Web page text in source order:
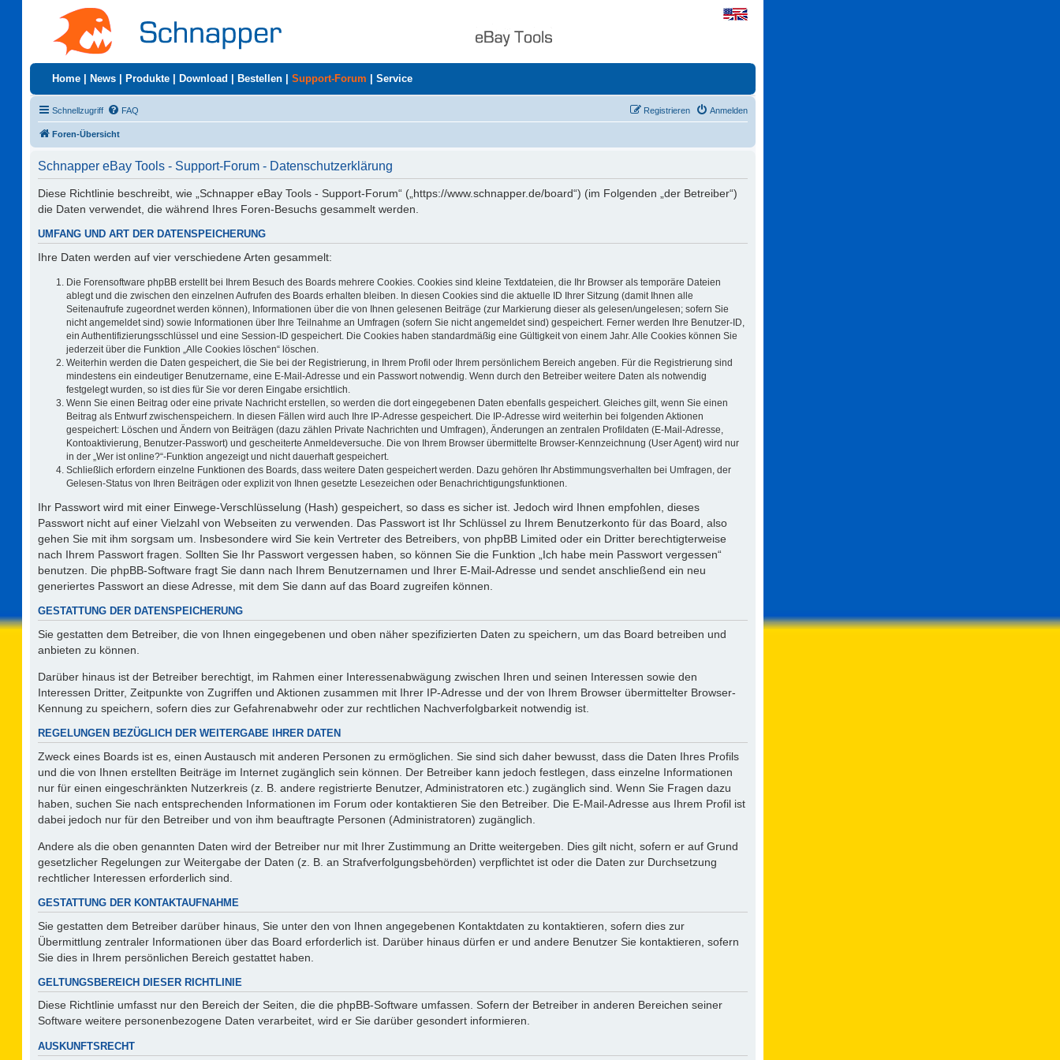
Home News Produkte Download Bestellen Support-Forum Service
Schnellzugriff FAQ Anmelden
Registrieren
Foren-Übersicht
Schnapper eBay Tools - Support-Forum - Datenschutzerklärung
Diese Richtlinie beschreibt, wie „Schnapper eBay Tools - Support-Forum“ („https://www.schnapper.de/board“) (im Folgenden „der Betreiber“)
die Daten verwendet, die während Ihres Foren-Besuchs gesammelt werden.
UMFANG UND ART DER DATENSPEICHERUNG
Ihre Daten werden auf vier verschiedene Arten gesammelt:
Die Forensoftware phpBB erstellt bei Ihrem Besuch des Boards mehrere Cookies. Cookies sind kleine Textdateien, die Ihr Browser als temporäre Dateien
ablegt und die zwischen den einzelnen Aufrufen des Boards erhalten bleiben. In diesen Cookies sind die aktuelle ID Ihrer Sitzung (damit Ihnen alle
Seitenaufrufe zugeordnet werden können), Informationen über die von Ihnen gelesenen Beiträge (zur Markierung dieser als gelesen/ungelesen; sofern Sie
nicht angemeldet sind) sowie Informationen über Ihre Teilnahme an Umfragen (sofern Sie nicht angemeldet sind) gespeichert. Ferner werden Ihre Benutzer-ID,
ein Authentifizierungsschlüssel und eine Session-ID gespeichert. Die Cookies haben standardmäßig eine Gültigkeit von einem Jahr. Alle Cookies können Sie
jederzeit über die Funktion „Alle Cookies löschen“ löschen.
Weiterhin werden die Daten gespeichert, die Sie bei der Registrierung, in Ihrem Profil oder Ihrem persönlichem Bereich angeben. Für die Registrierung sind
mindestens ein eindeutiger Benutzername, eine E-Mail-Adresse und ein Passwort notwendig. Wenn durch den Betreiber weitere Daten als notwendig
festgelegt wurden, so ist dies für Sie vor deren Eingabe ersichtlich.
Wenn Sie einen Beitrag oder eine private Nachricht erstellen, so werden die dort eingegebenen Daten ebenfalls gespeichert. Gleiches gilt, wenn Sie einen
Beitrag als Entwurf zwischenspeichern. In diesen Fällen wird auch Ihre IP-Adresse gespeichert. Die IP-Adresse wird weiterhin bei folgenden Aktionen
gespeichert: Löschen und Ändern von Beiträgen (dazu zählen Private Nachrichten und Umfragen), Änderungen an zentralen Profildaten (E-Mail-Adresse,
Kontoaktivierung, Benutzer-Passwort) und gescheiterte Anmeldeversuche. Die von Ihrem Browser übermittelte Browser-Kennzeichnung (User Agent) wird nur
in der „Wer ist online?“-Funktion angezeigt und nicht dauerhaft gespeichert.
Schließlich erfordern einzelne Funktionen des Boards, dass weitere Daten gespeichert werden. Dazu gehören Ihr Abstimmungsverhalten bei Umfragen, der
Gelesen-Status von Ihren Beiträgen oder explizit von Ihnen gesetzte Lesezeichen oder Benachrichtigungsfunktionen.
Ihr Passwort wird mit einer Einwege-Verschlüsselung (Hash) gespeichert, so dass es sicher ist. Jedoch wird Ihnen empfohlen, dieses
Passwort nicht auf einer Vielzahl von Webseiten zu verwenden. Das Passwort ist Ihr Schlüssel zu Ihrem Benutzerkonto für das Board, also
gehen Sie mit ihm sorgsam um. Insbesondere wird Sie kein Vertreter des Betreibers, von phpBB Limited oder ein Dritter berechtigterweise
nach Ihrem Passwort fragen. Sollten Sie Ihr Passwort vergessen haben, so können Sie die Funktion „Ich habe mein Passwort vergessen“
benutzen. Die phpBB-Software fragt Sie dann nach Ihrem Benutzernamen und Ihrer E-Mail-Adresse und sendet anschließend ein neu
generiertes Passwort an diese Adresse, mit dem Sie dann auf das Board zugreifen können.
GESTATTUNG DER DATENSPEICHERUNG
Sie gestatten dem Betreiber, die von Ihnen eingegebenen und oben näher spezifizierten Daten zu speichern, um das Board betreiben und
anbieten zu können.
Darüber hinaus ist der Betreiber berechtigt, im Rahmen einer Interessenabwägung zwischen Ihren und seinen Interessen sowie den
Interessen Dritter, Zeitpunkte von Zugriffen und Aktionen zusammen mit Ihrer IP-Adresse und der von Ihrem Browser übermittelter Browser-
Kennung zu speichern, sofern dies zur Gefahrenabwehr oder zur rechtlichen Nachverfolgbarkeit notwendig ist.
REGELUNGEN BEZÜGLICH DER WEITERGABE IHRER DATEN
Zweck eines Boards ist es, einen Austausch mit anderen Personen zu ermöglichen. Sie sind sich daher bewusst, dass die Daten Ihres Profils
und die von Ihnen erstellten Beiträge im Internet zugänglich sein können. Der Betreiber kann jedoch festlegen, dass einzelne Informationen
nur für einen eingeschränkten Nutzerkreis (z. B. andere registrierte Benutzer, Administratoren etc.) zugänglich sind. Wenn Sie Fragen dazu
haben, suchen Sie nach entsprechenden Informationen im Forum oder kontaktieren Sie den Betreiber. Die E-Mail-Adresse aus Ihrem Profil ist
dabei jedoch nur für den Betreiber und von ihm beauftragte Personen (Administratoren) zugänglich.
Andere als die oben genannten Daten wird der Betreiber nur mit Ihrer Zustimmung an Dritte weitergeben. Dies gilt nicht, sofern er auf Grund
gesetzlicher Regelungen zur Weitergabe der Daten (z. B. an Strafverfolgungsbehörden) verpflichtet ist oder die Daten zur Durchsetzung
rechtlicher Interessen erforderlich sind.
GESTATTUNG DER KONTAKTAUFNAHME
Sie gestatten dem Betreiber darüber hinaus, Sie unter den von Ihnen angegebenen Kontaktdaten zu kontaktieren, sofern dies zur
Übermittlung zentraler Informationen über das Board erforderlich ist. Darüber hinaus dürfen er und andere Benutzer Sie kontaktieren, sofern
Sie dies in Ihrem persönlichen Bereich gestattet haben.
GELTUNGSBEREICH DIESER RICHTLINIE
Diese Richtlinie umfasst nur den Bereich der Seiten, die die phpBB-Software umfassen. Sofern der Betreiber in anderen Bereichen seiner
Software weitere personenbezogene Daten verarbeitet, wird er Sie darüber gesondert informieren.
AUSKUNFTSRECHT